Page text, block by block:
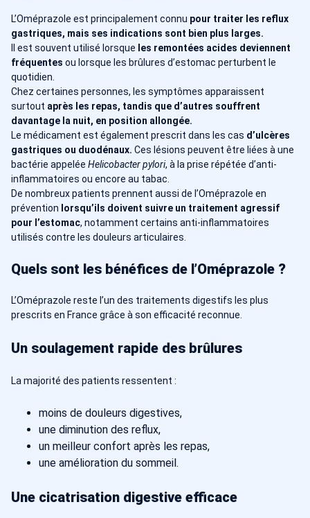
L’Oméprazole est principalement connu pour traiter les reflux
gastriques, mais ses indications sont bien plus larges.
Il est souvent utilisé lorsque les remontées acides deviennent
fréquentes ou lorsque les brûlures d’estomac perturbent le
quotidien.
Chez certaines personnes, les symptômes apparaissent
surtout après les repas, tandis que d’autres souffrent
davantage la nuit, en position allongée.
Le médicament est également prescrit dans les cas d’ulcères
gastriques ou duodénaux. Ces lésions peuvent être liées à une
bactérie appelée Helicobacter pylori, à la prise répétée d’anti-
inflammatoires ou encore au tabac.
De nombreux patients prennent aussi de l’Oméprazole en
prévention lorsqu’ils doivent suivre un traitement agressif
pour l’estomac, notamment certains anti-inflammatoires
utilisés contre les douleurs articulaires.
Quels sont les bénéfices de l’Oméprazole ?
L’Oméprazole reste l’un des traitements digestifs les plus
prescrits en France grâce à son efficacité reconnue.
Un soulagement rapide des brûlures
La majorité des patients ressentent :
moins de douleurs digestives,
une diminution des reflux,
un meilleur confort après les repas,
une amélioration du sommeil.
Une cicatrisation digestive efficace